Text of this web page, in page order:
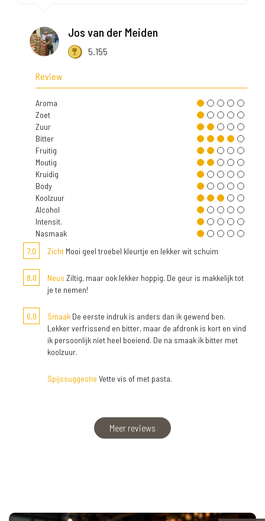
Jos van der Meiden
5.155
Review
Aroma
Zoet
Zuur
Bitter
Fruitig
Moutig
Kruidig
Body
Koolzuur
Alcohol
Intensit.
Nasmaak
7,0
Zicht Mooi geel troebel kleurtje en lekker wit schuim
8,0 Neus Ziltig, maar ook lekker hoppig. De geur is makkelijk tot
je te nemen!
6,0 Smaak De eerste indruk is anders dan ik gewend ben.
Lekker verfrissend en bitter, maar de afdronk is kort en vind
ik persoonlijk niet heel boeiend. De na smaak ik bitter met
koolzuur.
Spijssuggestie Vette vis of met pasta.
Meer reviews